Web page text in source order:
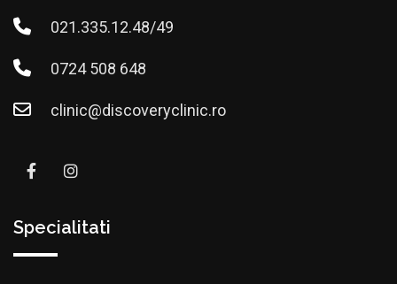
021.335.12.48/49
0724 508 648
clinic@discoveryclinic.ro
Specialitati